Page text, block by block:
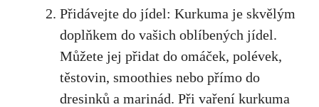
Přidávejte do jídel: Kurkuma⁣ je​ skvělým
doplňkem do vašich oblíbených jídel.
Můžete⁤ jej přidat do omáček, polévek,
těstovin,⁤ smoothies nebo přímo do
dresinků a marinád. Při vaření kurkuma